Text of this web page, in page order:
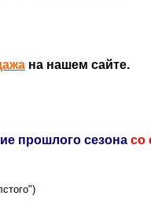
на нашем сайте.
прошлого сезона со